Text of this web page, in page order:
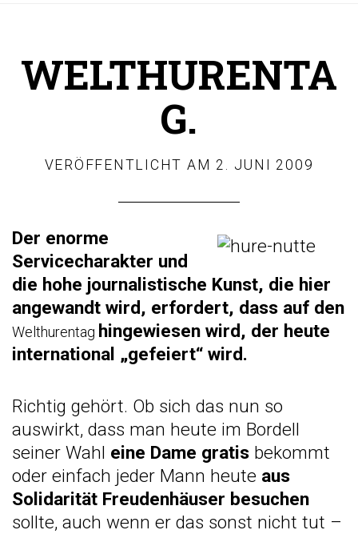
WELTHURENTA
G.
VERÖFFENTLICHT AM 2. JUNI 2009
Der enorme
Servicecharakter und
die hohe journalistische Kunst, die hier
angewandt wird, erfordert, dass auf den
Welthurentag hingewiesen wird, der heute
international „gefeiert“ wird.
Richtig gehört. Ob sich das nun so
auswirkt, dass man heute im Bordell
seiner Wahl eine Dame gratis bekommt
oder einfach jeder Mann heute aus
Solidarität Freudenhäuser besuchen
sollte, auch wenn er das sonst nicht tut –